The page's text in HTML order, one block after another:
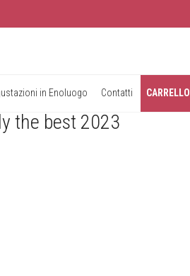
in Enoluogo Contatti CARRELLO
the best 2023